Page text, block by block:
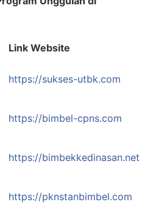
Link Website
https://sukses-utbk.com
https://bimbel-cpns.com
https://bimbekkedinasan.net
https://pknstanbimbel.com